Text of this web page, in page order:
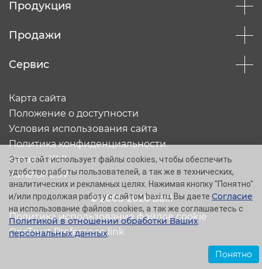
Продукция
Продажи
Сервис
© 2005-2026 Baxi
Карта сайта
Положение о доступности
Условия использования сайта
Политика конфиденциальности
Каталог XML
Каталог CSV
Политика использования файлов cookie
OneTrust Preference link
Этот сайт использует файлы cookies, чтобы обеспечить
удобство работы пользователей, а так же в технических,
аналитических и рекламных целях. Нажимая кнопку "Понятно"
и/или продолжая работу с сайтом baxi.ru, Вы даете Согласие
на использование файлов cookies, а так же соглашаетесь с
Политикой в отношении обработки Ваших
персональных данных.
Понятно